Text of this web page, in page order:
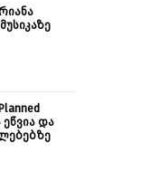
ეწვია და